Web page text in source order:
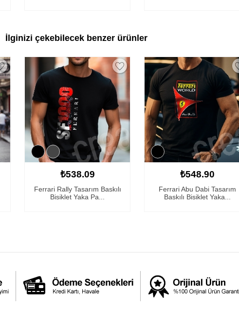
İlginizi çekebilecek benzer ürünler
₺538.09
Ferrari Rally Tasarım Baskılı
Bisiklet Yaka Pa...
₺548.90
Ferrari Abu Dabi Tasarım
Baskılı Bisiklet Yaka...